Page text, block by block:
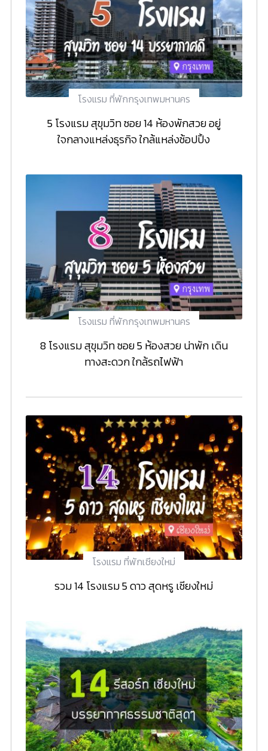
โรงแรม ที่พักกรุงเทพมหานคร
5 โรงแรม สุขุมวิท ซอย 14 ห้องพักสวย อยู่
ใจกลางแหล่งธุรกิจ ใกล้แหล่งช้อปปิ้ง
โรงแรม ที่พักกรุงเทพมหานคร
8 โรงแรม สุขุมวิท ซอย 5 ห้องสวย น่าพัก เดิน
ทางสะดวก ใกล้รถไฟฟ้า
โรงแรม ที่พักเชียงใหม่
รวม 14 โรงแรม 5 ดาว สุดหรู เชียงใหม่